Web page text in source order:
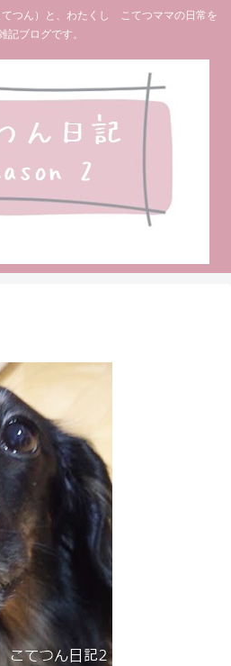
つん）と、わたくし こてつママの日常を
記ブログです。